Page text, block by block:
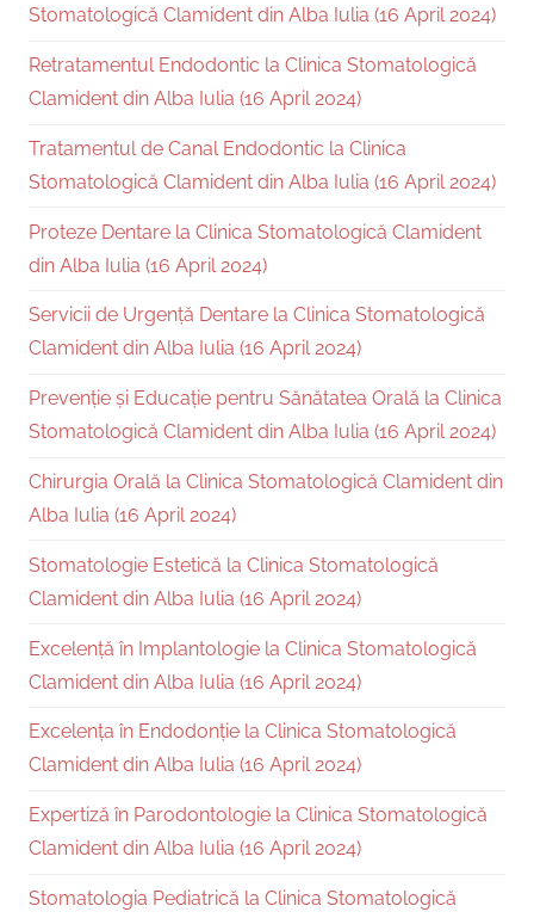
Stomatologică Clamident din Alba Iulia (16 April 2024)
Retratamentul Endodontic la Clinica Stomatologică
Clamident din Alba Iulia (16 April 2024)
Tratamentul de Canal Endodontic la Clinica
Stomatologică Clamident din Alba Iulia (16 April 2024)
Proteze Dentare la Clinica Stomatologică Clamident
din Alba Iulia (16 April 2024)
Servicii de Urgență Dentare la Clinica Stomatologică
Clamident din Alba Iulia (16 April 2024)
Prevenție și Educație pentru Sănătatea Orală la Clinica
Stomatologică Clamident din Alba Iulia (16 April 2024)
Chirurgia Orală la Clinica Stomatologică Clamident din
Alba Iulia (16 April 2024)
Stomatologie Estetică la Clinica Stomatologică
Clamident din Alba Iulia (16 April 2024)
Excelență în Implantologie la Clinica Stomatologică
Clamident din Alba Iulia (16 April 2024)
Excelența în Endodonție la Clinica Stomatologică
Clamident din Alba Iulia (16 April 2024)
Expertiză în Parodontologie la Clinica Stomatologică
Clamident din Alba Iulia (16 April 2024)
Stomatologia Pediatrică la Clinica Stomatologică